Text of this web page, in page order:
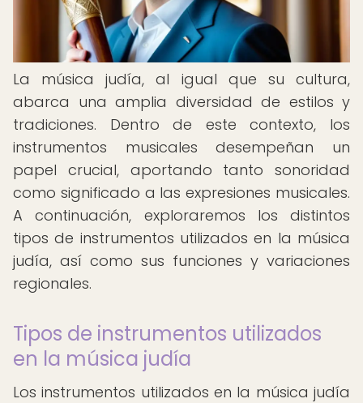
La música judía, al igual que su cultura,
abarca una amplia diversidad de estilos y
tradiciones. Dentro de este contexto, los
instrumentos musicales desempeñan un
papel crucial, aportando tanto sonoridad
como significado a las expresiones musicales.
A continuación, exploraremos los distintos
tipos de instrumentos utilizados en la música
judía, así como sus funciones y variaciones
regionales.
Tipos de instrumentos utilizados
en la música judía
Los instrumentos utilizados en la música judía